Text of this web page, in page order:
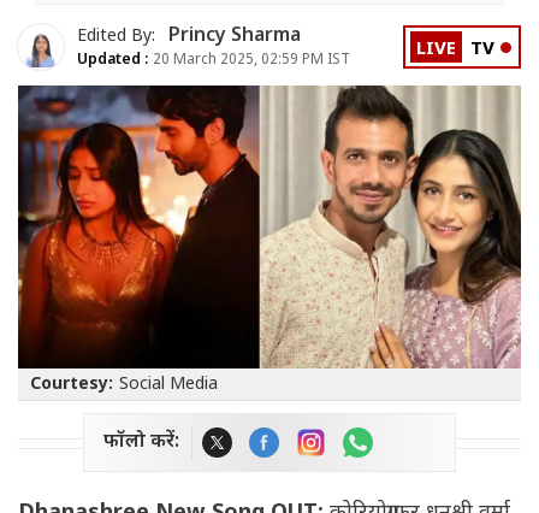
Edited By: Princy Sharma
Updated : 20 March 2025, 02:59 PM IST LIVE TV
Courtesy: Social Media
फॉलो करें: